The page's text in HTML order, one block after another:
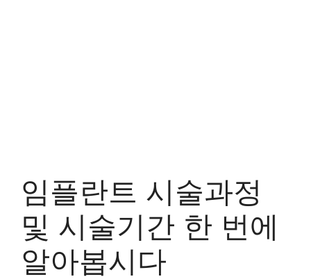
임플란트 시술과정
및 시술기간 한 번에
알아봅시다